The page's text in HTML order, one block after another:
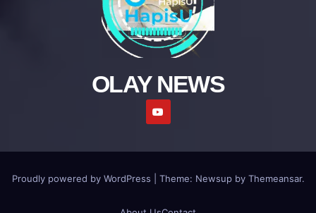
OLAY NEWS
Proudly powered by WordPress Theme: Newsup by Themeansar.